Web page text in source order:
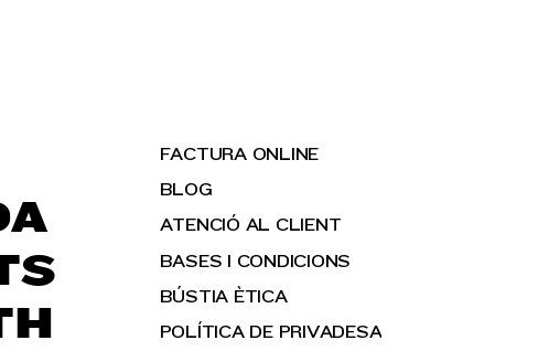
FACTURA ONLINE
BLOG
ATENCIÓ AL CLIENT
BASES I CONDICIONS
BÚSTIA ÈTICA
POLÍTICA DE PRIVADESA